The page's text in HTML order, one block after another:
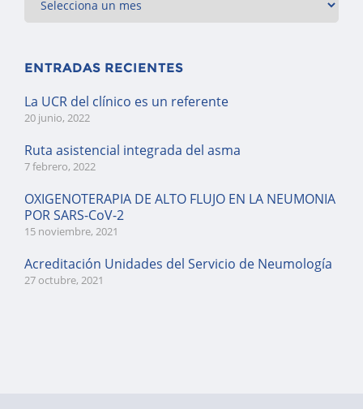
ENTRADAS RECIENTES
La UCR del clínico es un referente
20 junio, 2022
Ruta asistencial integrada del asma
7 febrero, 2022
OXIGENOTERAPIA DE ALTO FLUJO EN LA NEUMONIA
POR SARS-CoV-2
15 noviembre, 2021
Acreditación Unidades del Servicio de Neumología
27 octubre, 2021